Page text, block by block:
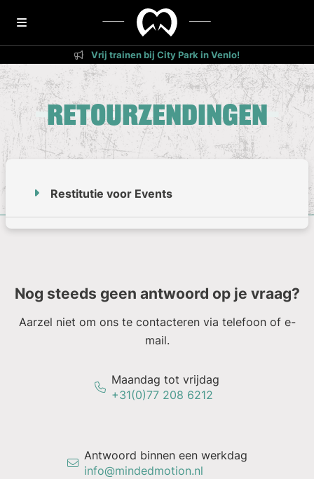
Vrij trainen bij City Park in Venlo!
Retourzendingen
Restitutie voor Events
Nog steeds geen antwoord op je vraag?
Aarzel niet om ons te contacteren via telefoon of e-
mail.
Maandag tot vrijdag
+31(0)77 208 6212
Antwoord binnen een werkdag
info@mindedmotion.nl